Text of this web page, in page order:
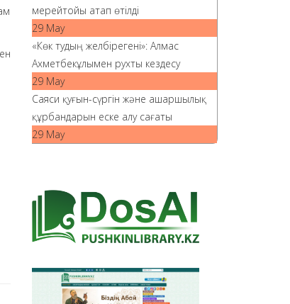
мерейтойы атап өтілді
29 May
«Көк тудың желбірегені»: Алмас
Ахметбекұлымен рухты кездесу
29 May
Саяси қуғын-сүргін және ашаршылық
құрбандарын еске алу сағаты
29 May